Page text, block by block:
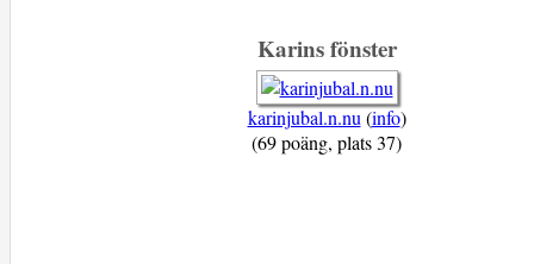
Karins fönster
karinjubal.n.nu (info)
(69 poäng, plats 37)